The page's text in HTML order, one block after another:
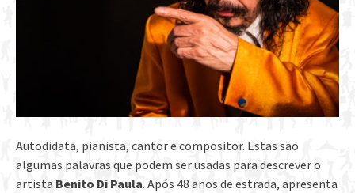
Autodidata, pianista, cantor e compositor. Estas são
algumas palavras que podem ser usadas para descrever o
artista Benito Di Paula. Após 48 anos de estrada, apresenta